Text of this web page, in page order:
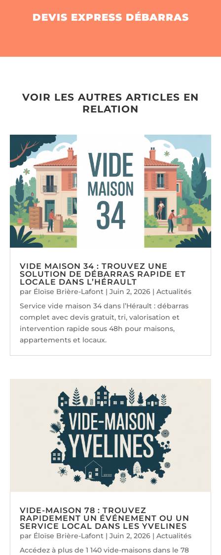
DEVIS EXPRESS DÉBARRAS
VOIR LES AUTRES ARTICLES EN
RELATION
VIDE MAISON 34 : TROUVEZ UNE
SOLUTION DE DÉBARRAS RAPIDE ET
LOCALE DANS L’HÉRAULT
par Éloïse Brière-Lafont |Juin 2, 2026 |Actualités
Service vide maison 34 dans l’Hérault : débarras
complet avec devis gratuit, tri, valorisation et
intervention rapide sous 48h pour maisons,
appartements et locaux.
VIDE-MAISON 78 : TROUVEZ
RAPIDEMENT UN ÉVÉNEMENT OU UN
SERVICE LOCAL DANS LES YVELINES
par Éloïse Brière-Lafont |Juin 2, 2026 |Actualités
Accédez à plus de 1 140 vide-maisons dans le 78